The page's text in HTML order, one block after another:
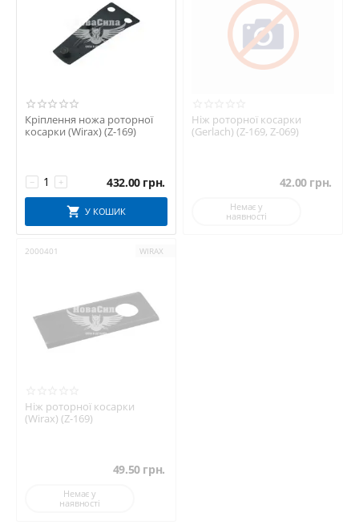
Кріплення ножа роторної
косарки (Wirax) (Z-169)
+
− 432.00 грн.
У КОШИК
Ніж роторної косарки
(Gerlach) (Z-169, Z-069)
42.00 грн.
Немає у
наявності
2000401 WIRAX
Ніж роторної косарки
(Wirax) (Z-169)
49.50 грн.
Немає у
наявності